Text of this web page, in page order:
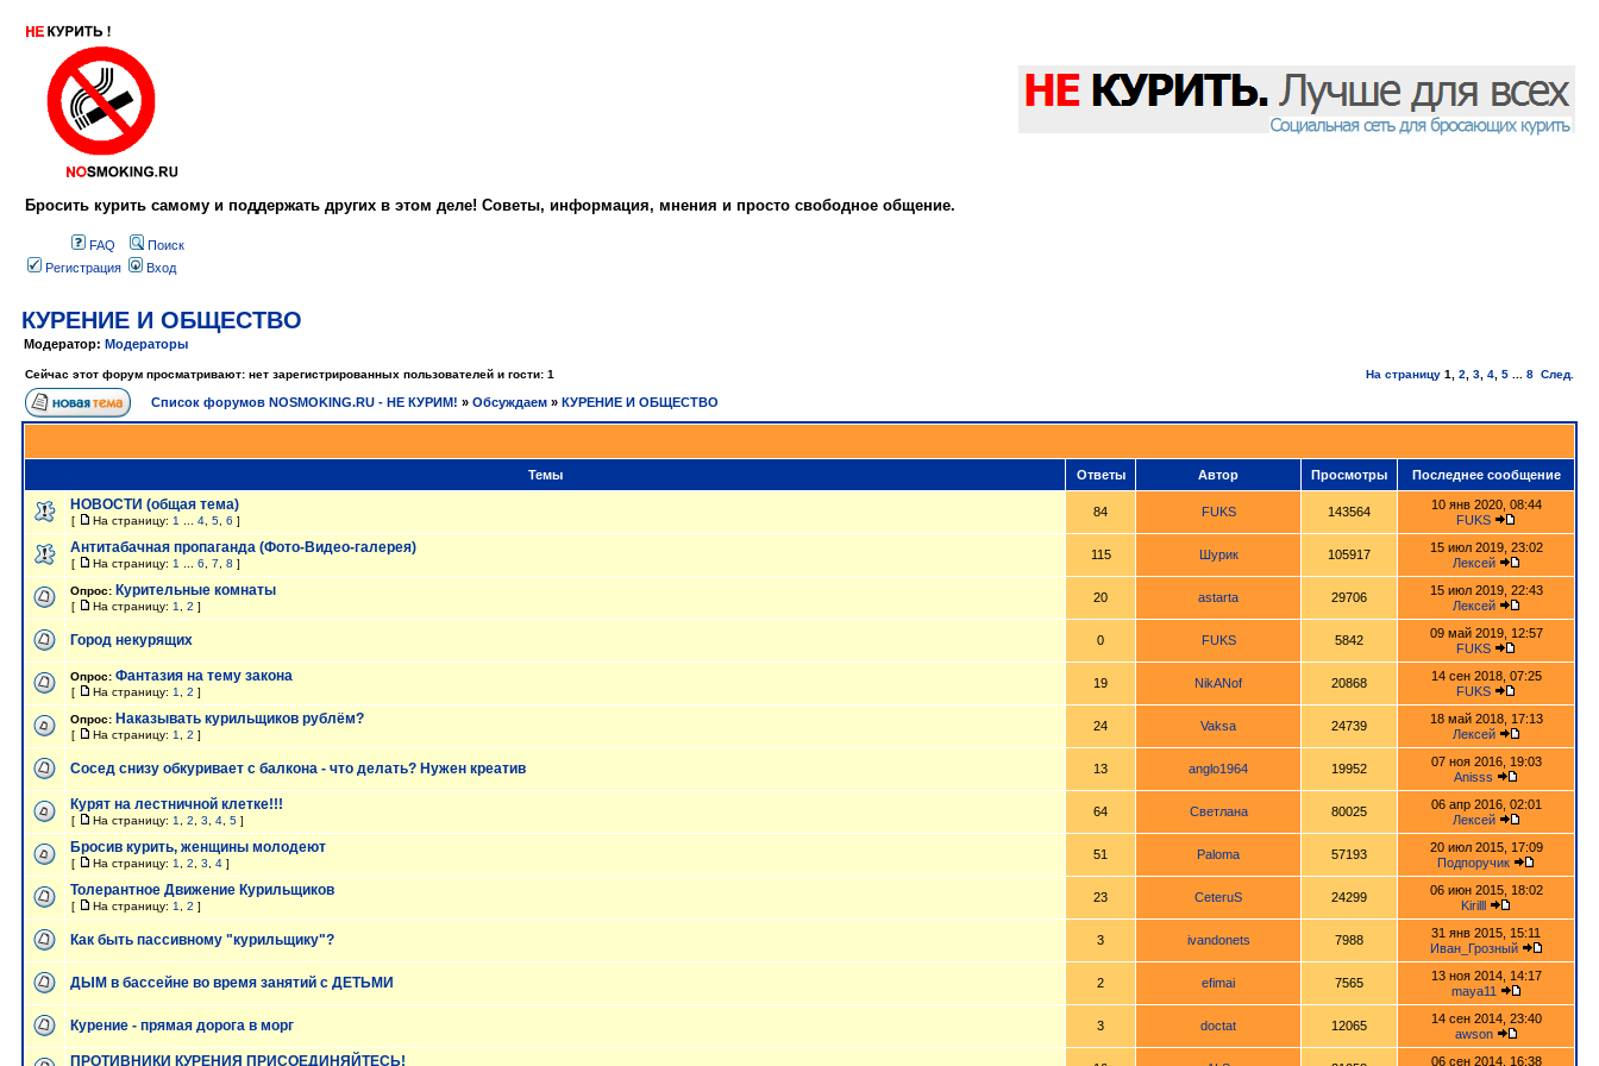
Бросить курить самому и поддержать других в этом деле! Советы, информация, мнения и просто свободное общение.
FAQ
Поиск
Регистрация
Вход
КУРЕНИЕ И ОБЩЕСТВО
Модератор: Модераторы
Сейчас этот форум просматривают: нет зарегистрированных пользователей и гости: 1 На страницу 1 2 3 4 5 8 След.
Список форумов NOSMOKING.RU - НЕ КУРИМ! » Обсуждаем » КУРЕНИЕ И ОБЩЕСТВО
Темы Ответы Автор Просмотры Последнее сообщение
НОВОСТИ (общая тема)
[ На страницу: 1 4 5 6 ]
84 FUKS 143564
10 янв 2020, 08:44
FUKS
Антитабачная пропаганда (Фото-Видео-галерея)
[ На страницу: 1 6 7 8 ]
115 Шурик 105917
15 июл 2019, 23:02
Лексей
Опрос: Курительные комнаты
[ На страницу: 1 2 ]
20 astarta 29706
15 июл 2019, 22:43
Лексей
Город некурящих 0 FUKS 5842
09 май 2019, 12:57
FUKS
Опрос: Фантазия на тему закона
[ На страницу: 1 2 ]
19 NikANof 20868
14 сен 2018, 07:25
FUKS
Опрос: Наказывать курильщиков рублём?
[ На страницу: 1 2 ]
24 Vaksa 24739
18 май 2018, 17:13
Лексей
Сосед снизу обкуривает с балкона - что делать? Нужен креатив 13 anglo1964 19952
07 ноя 2016, 19:03
Anisss
Курят на лестничной клетке!!!
[ На страницу: 1 2 3 4 5 ]
64 Светлана 80025
06 апр 2016, 02:01
Лексей
Бросив курить, женщины молодеют
[ На страницу: 1 2 3 4 ]
51 Paloma 57193
20 июл 2015, 17:09
Подпоручик
Толерантное Движение Курильщиков
[ На страницу: 1 2 ]
23 CeteruS 24299
06 июн 2015, 18:02
Kirilll
Как быть пассивному "курильщику"? 3 ivandonets 7988
31 янв 2015, 15:11
Иван_Грозный
ДЫМ в бассейне во время занятий с ДЕТЬМИ 2 efimai 7565
13 ноя 2014, 14:17
maya11
Курение - прямая дорога в морг 3 doctat 12065
14 сен 2014, 23:40
awson
ПРОТИВНИКИ КУРЕНИЯ ПРИСОЕДИНЯЙТЕСЬ! 06 сен 2014, 16:38